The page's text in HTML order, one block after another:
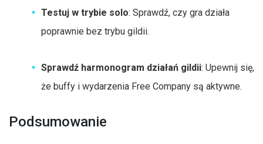
Testuj w trybie solo: Sprawdź, czy gra działa
poprawnie bez trybu gildii.
Sprawdź harmonogram działań gildii: Upewnij się,
że buffy i wydarzenia Free Company są aktywne.
Podsumowanie